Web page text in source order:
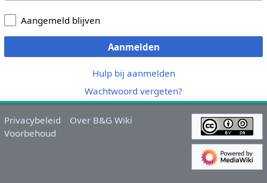
Aangemeld blijven
Aanmelden
Hulp bij aanmelden
Wachtwoord vergeten?
Privacybeleid
Over B&G Wiki
Voorbehoud